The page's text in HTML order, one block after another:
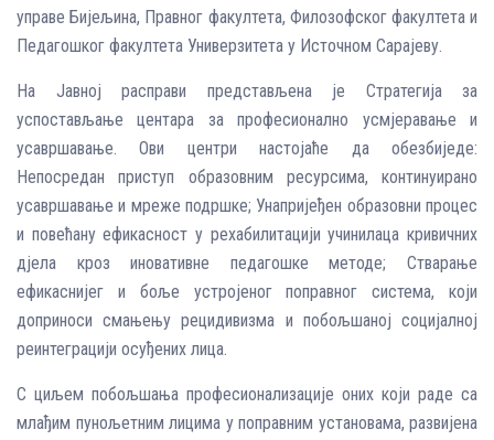
управе Бијељина, Правног факултета, Филозофског факултета и
Педагошког факултета Универзитета у Источном Сарајеву.
На Јавној расправи представљена је Стратегија за
успостављање центара за професионално усмјеравање и
усавршавање. Ови центри настојаће да обезбиједе:
Непосредан приступ образовним ресурсима, континуирано
усавршавање и мреже подршке; Унапријеђен образовни процес
и повећану ефикасност у рехабилитацији учинилаца кривичних
дјела кроз иновативне педагошке методе; Стварање
ефикаснијег и боље устројеног поправног система, који
доприноси смањењу рецидивизма и побољшаној социјалној
реинтеграцији осуђених лица.
С циљем побољшања професионализације оних који раде са
млађим пунољетним лицима у поправним установама, развијена